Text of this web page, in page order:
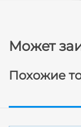
Может
Похожие